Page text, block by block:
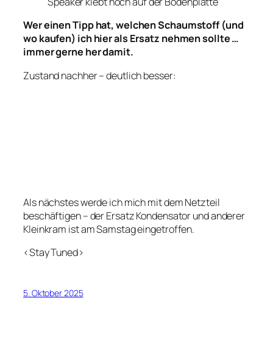
Wer einen Tipp hat, welchen Schaumstoff (und
wo kaufen) ich hier als Ersatz nehmen sollte …
immer gerne her damit.
Zustand nachher – deutlich besser:
Als nächstes werde ich mich mit dem Netzteil
beschäftigen – der Ersatz Kondensator und anderer
Kleinkram ist am Samstag eingetroffen.
<Stay Tuned>
5. Oktober 2025